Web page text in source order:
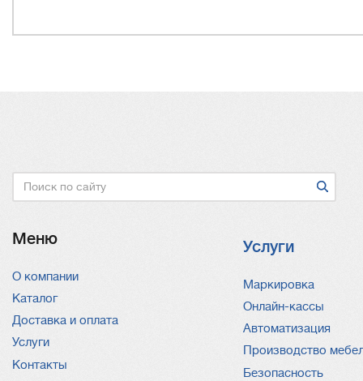
Поиск
Меню
О компании
Каталог
Доставка и оплата
Услуги
Контакты
Услуги
Услуги
Маркировка
Онлайн-кассы
Автоматизация
Производство
Безопасность